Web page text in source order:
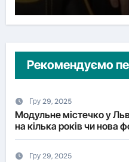
Рекомендуємо
Гру 29, 2025
Модульне містечко у
на кілька років чи нова
житла?
Гру 29, 2025